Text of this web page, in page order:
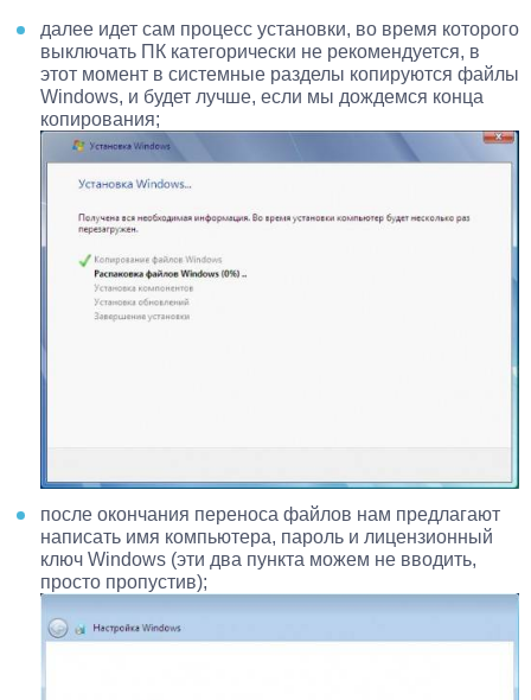
далее идет сам процесс установки, во время которого
выключать ПК категорически не рекомендуется, в
этот момент в системные разделы копируются файлы
Windows, и будет лучше, если мы дождемся конца
копирования;
после окончания переноса файлов нам предлагают
написать имя компьютера, пароль и лицензионный
ключ Windows (эти два пункта можем не вводить,
просто пропустив);